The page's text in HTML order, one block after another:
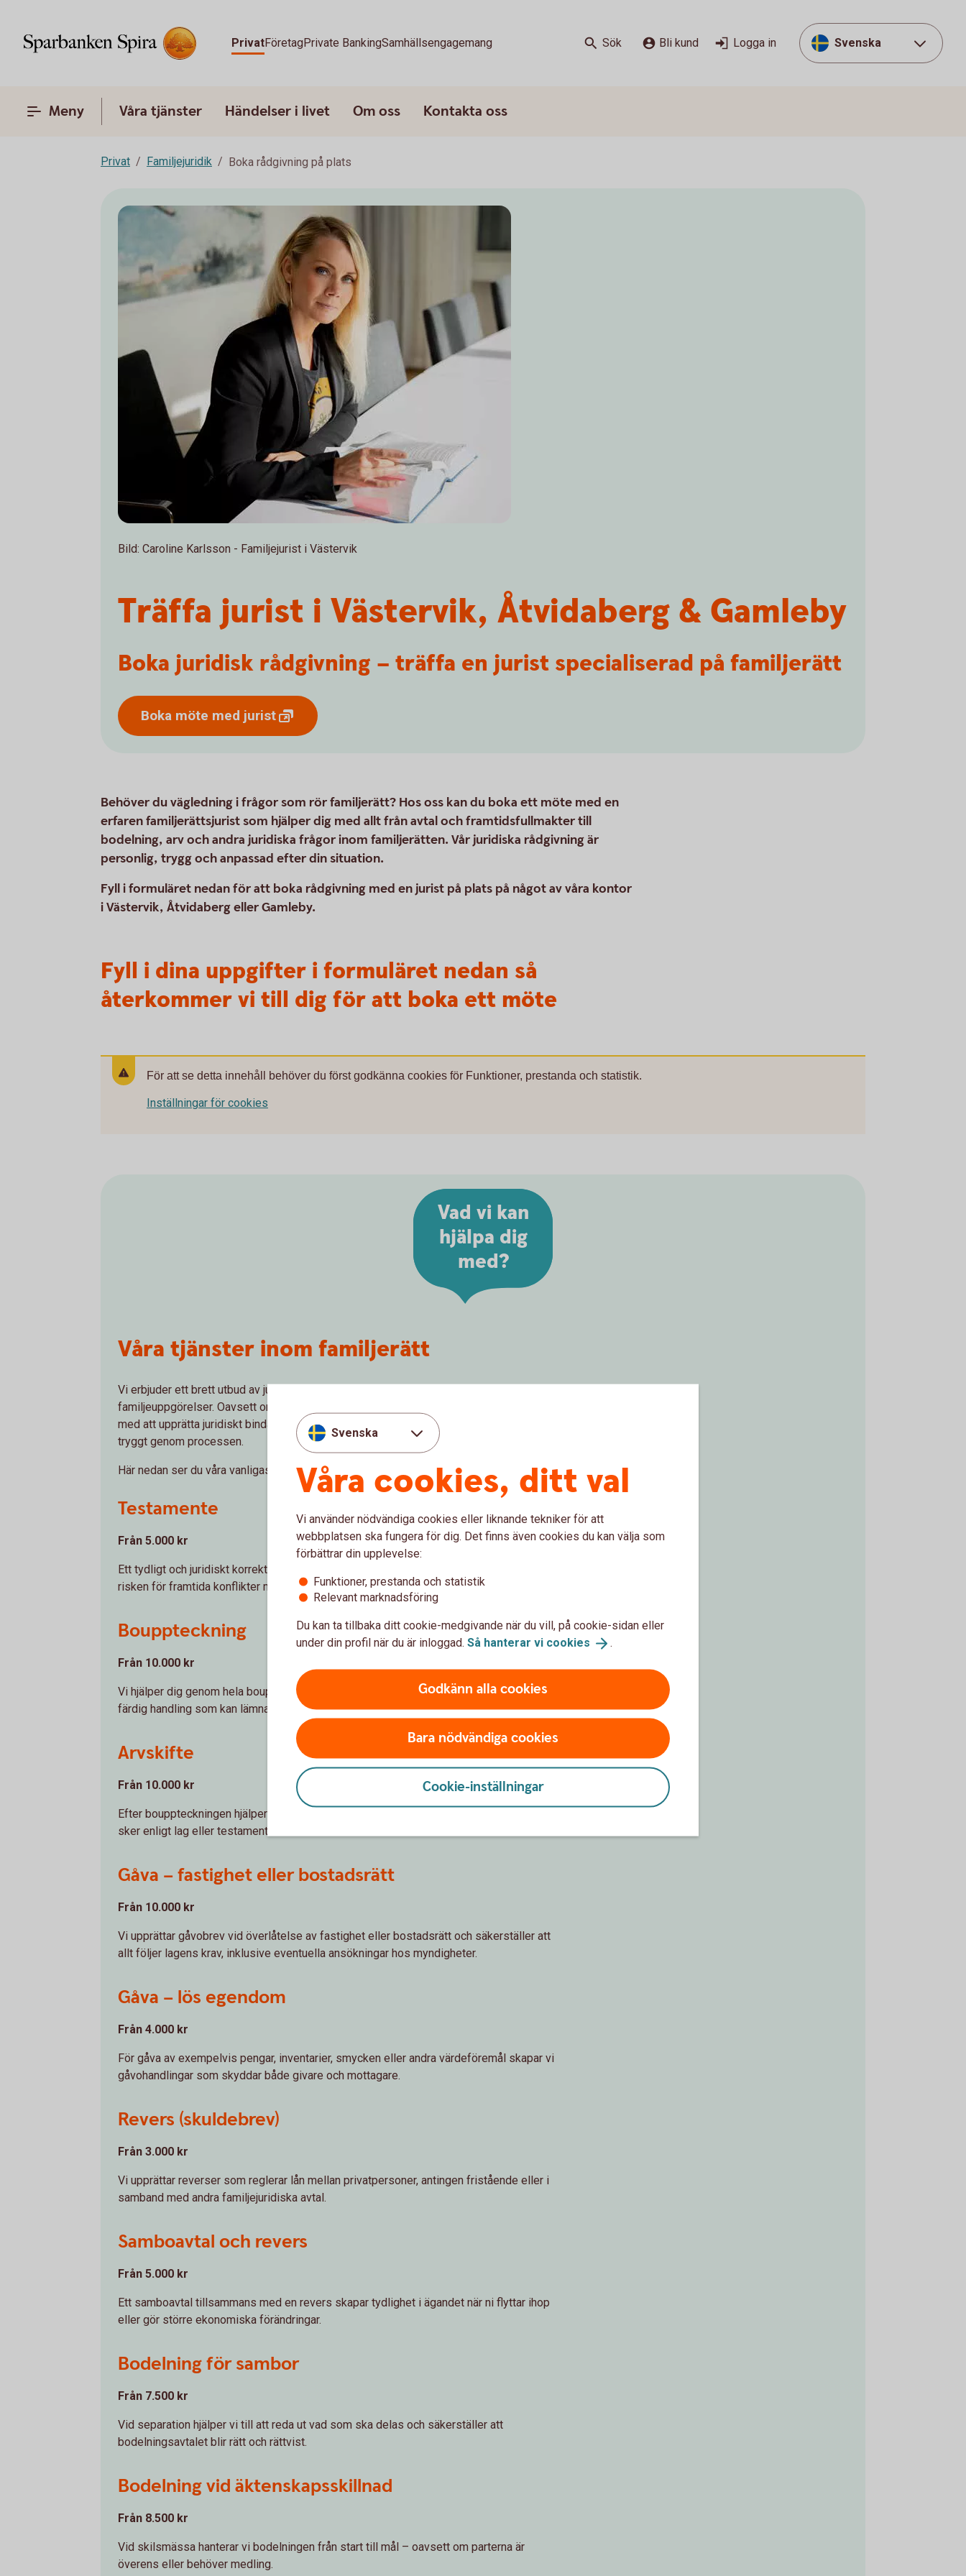
PrivatFöretagPrivate BankingSamhällsengagemang Sök Bli kund Logga in Svenska
Meny Våra tjänster Händelser i livet Om oss Kontakta oss
Privat Familjejuridik Boka rådgivning på plats
Träffa jurist i Västervik, Åtvidaberg & Gamleby
Boka juridisk rådgivning – träffa en jurist specialiserad på familjerätt
Boka möte med jurist
Bild: Caroline Karlsson - Familjejurist i Västervik
Behöver du vägledning i frågor som rör familjerätt? Hos oss kan du boka ett möte med en
erfaren familjerättsjurist som hjälper dig med allt från avtal och framtidsfullmakter till
bodelning, arv och andra juridiska frågor inom familjerätten. Vår juridiska rådgivning är
personlig, trygg och anpassad efter din situation.
Fyll i formuläret nedan för att boka rådgivning med en jurist på plats på något av våra kontor
i Västervik, Åtvidaberg eller Gamleby.
Fyll i dina uppgifter i formuläret nedan så
återkommer vi till dig för att boka ett möte
För att se detta innehåll behöver du först godkänna cookies för Funktioner, prestanda och statistik.
Inställningar för cookies
Våra tjänster inom familjerätt
Vi erbjuder ett brett utbud av juridiska tjänster inom familjerätt och ekonomiska
familjeuppgörelser. Oavsett om du behöver stöd i en livsförändrande situation eller hjälp
med att upprätta juridiskt bindande dokument, finns våra jurister här för att guida dig
tryggt genom processen.
Här nedan ser du våra vanligaste tjänster.
Testamente
Från 5.000 kr
Ett tydligt och juridiskt korrekt testamente säkerställer att din vilja följs och minskar
risken för framtida konflikter mellan efterlevande.
Bouppteckning
Från 10.000 kr
Vi hjälper dig genom hela bouppteckningsprocessen, från insamling av uppgifter till
färdig handling som kan lämnas in till Skatteverket.
Arvskifte
Från 10.000 kr
Efter bouppteckningen hjälper vi dig att upprätta ett korrekt arvskifte så att fördelningen
sker enligt lag eller testamente.
Gåva – fastighet eller bostadsrätt
Från 10.000 kr
Vi upprättar gåvobrev vid överlåtelse av fastighet eller bostadsrätt och säkerställer att
allt följer lagens krav, inklusive eventuella ansökningar hos myndigheter.
Gåva – lös egendom
Från 4.000 kr
För gåva av exempelvis pengar, inventarier, smycken eller andra värdeföremål skapar vi
gåvohandlingar som skyddar både givare och mottagare.
Revers (skuldebrev)
Från 3.000 kr
Vi upprättar reverser som reglerar lån mellan privatpersoner, antingen fristående eller i
samband med andra familjejuridiska avtal.
Samboavtal och revers
Från 5.000 kr
Ett samboavtal tillsammans med en revers skapar tydlighet i ägandet när ni flyttar ihop
eller gör större ekonomiska förändringar.
Bodelning för sambor
Från 7.500 kr
Vid separation hjälper vi till att reda ut vad som ska delas och säkerställer att
bodelningsavtalet blir rätt och rättvist.
Bodelning vid äktenskapsskillnad
Från 8.500 kr
Vid skilsmässa hanterar vi bodelningen från start till mål – oavsett om parterna är
överens eller behöver medling.
Vad vi kan
hjälpa dig
med?
Svenska
Våra cookies, ditt val
Vi använder nödvändiga cookies eller liknande tekniker för att
webbplatsen ska fungera för dig. Det finns även cookies du kan välja som
förbättrar din upplevelse:
Funktioner, prestanda och statistik
Relevant marknadsföring
Du kan ta tillbaka ditt cookie-medgivande när du vill, på cookie-sidan eller
under din profil när du är inloggad. Så hanterar vi cookies .
Godkänn alla cookies
Bara nödvändiga cookies
Cookie-inställningar